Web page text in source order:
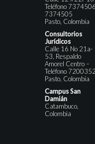
Teléfono
7374505
Pasto, Colombia
Consultorios
Jurídicos
Calle 16 No 21a-
53, Respaldo
Amorel Centro –
Teléfono 7200352
Pasto, Colombia
Campus San
Damián
Catambuco,
Colombia